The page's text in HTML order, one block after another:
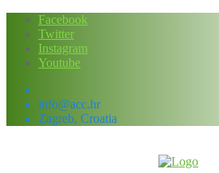
Skip
content
Facebook
Twitter
Instagram
Youtube
info@acc.hr
Zagreb, Croatia